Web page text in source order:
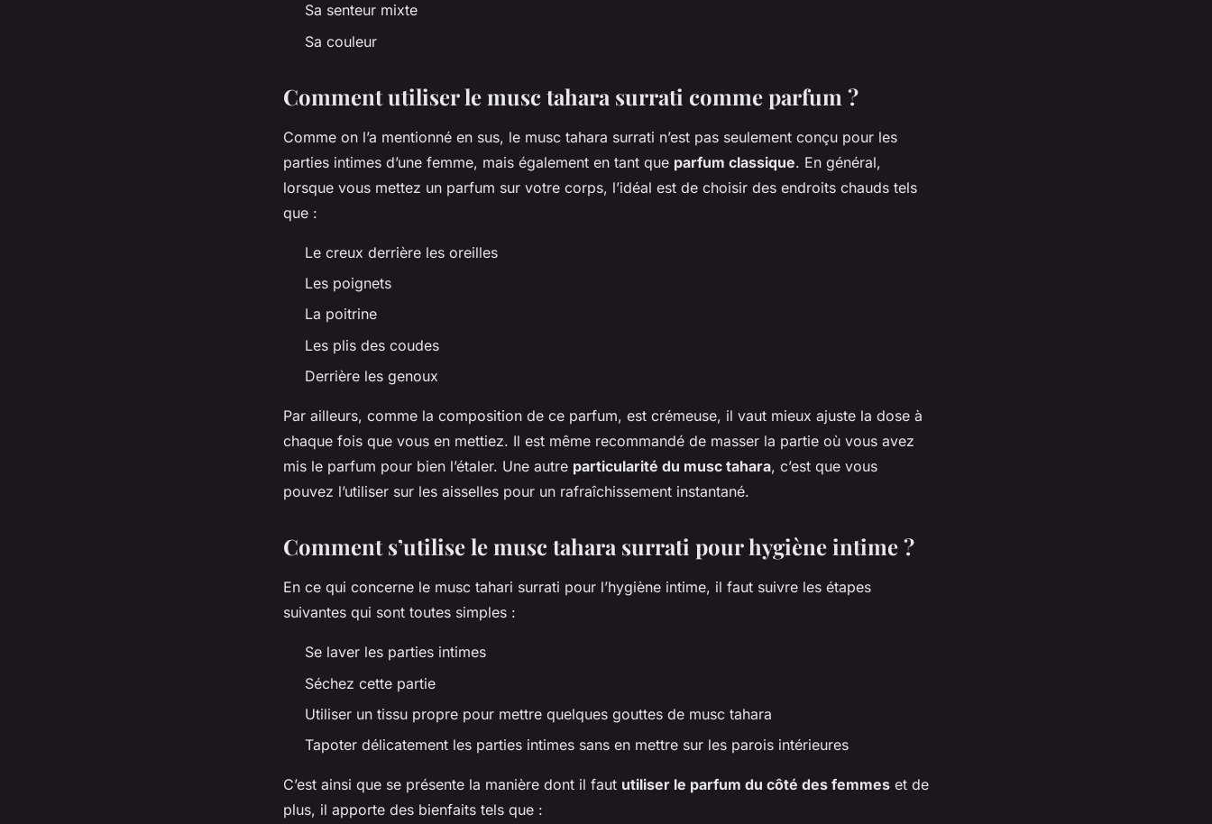
Sa senteur mixte
Sa couleur
Comment utiliser le musc tahara surrati comme parfum ?
Comme on l’a mentionné en sus, le musc tahara surrati n’est pas seulement conçu pour les
parties intimes d’une femme, mais également en tant que parfum classique. En général,
lorsque vous mettez un parfum sur votre corps, l’idéal est de choisir des endroits chauds tels
que :
Le creux derrière les oreilles
Les poignets
La poitrine
Les plis des coudes
Derrière les genoux
Par ailleurs, comme la composition de ce parfum, est crémeuse, il vaut mieux ajuste la dose à
chaque fois que vous en mettiez. Il est même recommandé de masser la partie où vous avez
mis le parfum pour bien l’étaler. Une autre particularité du musc tahara, c’est que vous
pouvez l’utiliser sur les aisselles pour un rafraîchissement instantané.
Comment s’utilise le musc tahara surrati pour hygiène intime ?
En ce qui concerne le musc tahari surrati pour l’hygiène intime, il faut suivre les étapes
suivantes qui sont toutes simples :
Se laver les parties intimes
Séchez cette partie
Utiliser un tissu propre pour mettre quelques gouttes de musc tahara
Tapoter délicatement les parties intimes sans en mettre sur les parois intérieures
C’est ainsi que se présente la manière dont il faut utiliser le parfum du côté des femmes et de
plus, il apporte des bienfaits tels que :